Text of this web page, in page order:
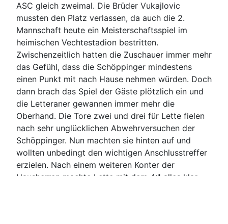
ASC gleich zweimal. Die Brüder Vukajlovic
mussten den Platz verlassen, da auch die 2.
Mannschaft heute ein Meisterschaftsspiel im
heimischen Vechtestadion bestritten.
Zwischenzeitlich hatten die Zuschauer immer mehr
das Gefühl, dass die Schöppinger mindestens
einen Punkt mit nach Hause nehmen würden. Doch
dann brach das Spiel der Gäste plötzlich ein und
die Letteraner gewannen immer mehr die
Oberhand. Die Tore zwei und drei für Lette fielen
nach sehr unglücklichen Abwehrversuchen der
Schöppinger. Nun machten sie hinten auf und
wollten unbedingt den wichtigen Anschlusstreffer
erzielen. Nach einem weiteren Konter der
Hausherren machte Lette mit dem 4:1 alles klar.